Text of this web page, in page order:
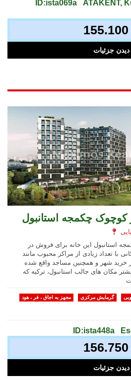
ID:ista069a
ATAKENT,
دیدن جزئیات
کوچوک چکمجه استانبول
استانبول این خانه برای فروش در
با تعداد زیادی از مراکز محبوب مانند
خرید شهر و همچنین مساجد واقع شده
مکان های جالب استانبول، ترکیه که
مجهز به اجاق ، فر ، هود گرمایش مرکزی
ID:ista448a
دیدن جزئیات